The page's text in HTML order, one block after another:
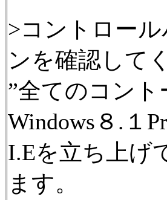
>コントロー
ンを確認して
”全てのコント
Windows８.１
I.Eを立ち上げ
ます。